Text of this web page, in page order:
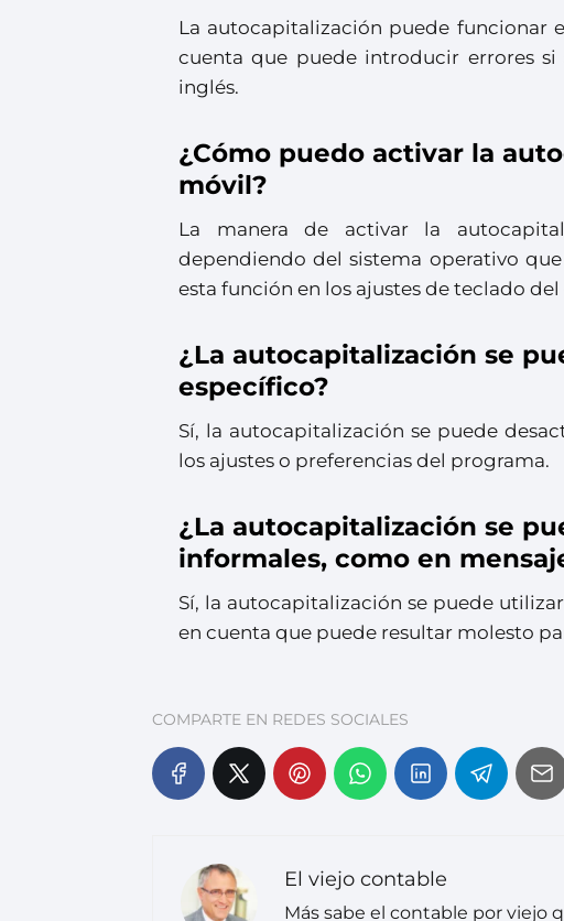
La autocapitalización puede funcionar
cuenta que puede introducir errores
inglés.
¿Cómo puedo activar la
móvil?
La manera de activar la
dependiendo del sistema operativo
esta función en los ajustes de teclado
¿La autocapitalización se
específico?
Sí, la autocapitalización se puede
los ajustes o preferencias del programa.
¿La autocapitalización se
informales, como en
Sí, la autocapitalización se puede
en cuenta que puede resultar molesto
COMPARTE EN REDES SOCIALES
El viejo contable
Más sabe el contable por viejo